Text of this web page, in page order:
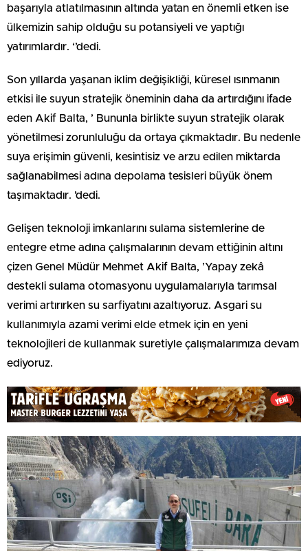
başarıyla atlatılmasının altında yatan en önemli etken ise
ülkemizin sahip olduğu su potansiyeli ve yaptığı
yatırımlardır. ‘’dedi.
Son yıllarda yaşanan iklim değişikliği, küresel ısınmanın
etkisi ile suyun stratejik öneminin daha da artırdığını ifade
eden Akif Balta, ’ Bununla birlikte suyun stratejik olarak
yönetilmesi zorunluluğu da ortaya çıkmaktadır. Bu nedenle
suya erişimin güvenli, kesintisiz ve arzu edilen miktarda
sağlanabilmesi adına depolama tesisleri büyük önem
taşımaktadır. ’dedi.
Gelişen teknoloji imkanlarını sulama sistemlerine de
entegre etme adına çalışmalarının devam ettiğinin altını
çizen Genel Müdür Mehmet Akif Balta, ’Yapay zekâ
destekli sulama otomasyonu uygulamalarıyla tarımsal
verimi artırırken su sarfiyatını azaltıyoruz. Asgari su
kullanımıyla azami verimi elde etmek için en yeni
teknolojileri de kullanmak suretiyle çalışmalarımıza devam
ediyoruz.